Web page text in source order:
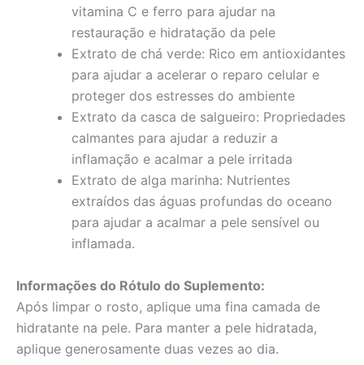
vitamina C e ferro para ajudar na
restauração e hidratação da pele
Extrato de chá verde: Rico em antioxidantes
para ajudar a acelerar o reparo celular e
proteger dos estresses do ambiente
Extrato da casca de salgueiro: Propriedades
calmantes para ajudar a reduzir a
inflamação e acalmar a pele irritada
Extrato de alga marinha: Nutrientes
extraídos das águas profundas do oceano
para ajudar a acalmar a pele sensível ou
inflamada.
Informações do Rótulo do Suplemento:
Após limpar o rosto, aplique uma fina camada de
hidratante na pele. Para manter a pele hidratada,
aplique generosamente duas vezes ao dia.